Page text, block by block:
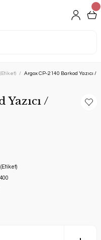
Argox CP-2140 Barkod Yazıcı /
/